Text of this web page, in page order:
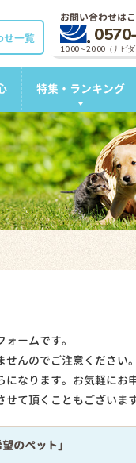
お問い合わせは
10:00～20:00（ナビダ
せ一覧
特集・ランキング
ームです。
んのでご注意ください。
なります。お気軽にお
て頂くこともございま
望のペット」